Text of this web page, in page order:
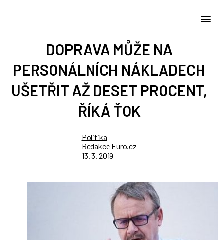
DOPRAVA MŮŽE NA
PERSONÁLNÍCH NÁKLADECH
UŠETŘIT AŽ DESET PROCENT,
ŘÍKÁ ŤOK
Politika
Redakce Euro.cz
13. 3. 2019